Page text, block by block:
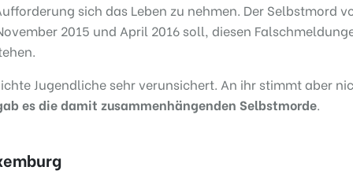
sich das Leben zu nehmen. Der Selbstmord
2015 und April 2016 soll, diesen
Jugendliche sehr verunsichert. An ihr stimmt aber
es die damit zusammenhängenden Selbstmorde.